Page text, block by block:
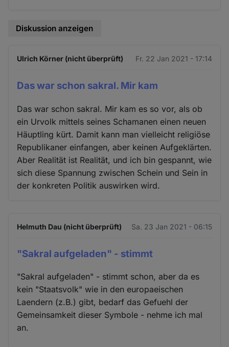
Diskussion anzeigen
Ulrich Körner (nicht überprüft) Fr. 22 Jan 2021 - 17:14
Das war schon sakral. Mir kam
Das war schon sakral. Mir kam es so vor, als ob
ein Urvolk mittels seines Schamanen einen neuen
Häuptling kürt. Damit kann man vielleicht religiöse
Republikaner einfangen, aber keinen Aufgeklärten.
Aber Realität ist Realität, und ich bin gespannt, wie
sich diese Spannung zwischen Schein und Sein in
der konkreten Politik auswirken wird.
Helmuth Dau (nicht überprüft) Sa. 23 Jan 2021 - 06:15
"Sakral aufgeladen" - stimmt
"Sakral aufgeladen" - stimmt schon, aber da es
kein "Staatsvolk" wie in den europaeischen
Laendern (z.B.) gibt, bedarf das Gefuehl der
Gemeinsamkeit dieser Symbole - nehme ich mal
an.